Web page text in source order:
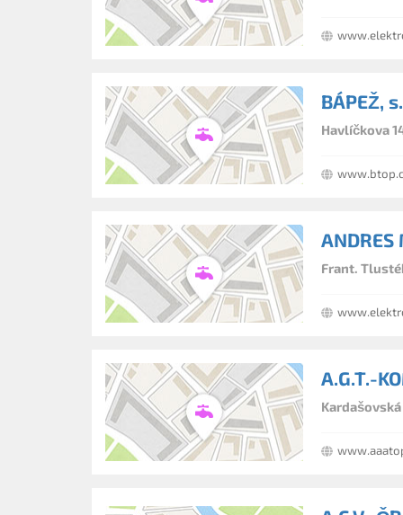
BÁPEŽ,
Havlíčkova
ANDRES
Frant.
A.G.T.-